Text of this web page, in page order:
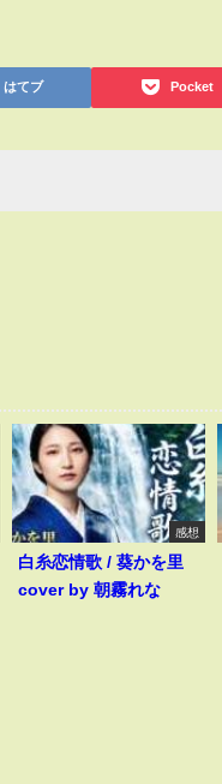
はてブ Pocket
感想
白糸恋情歌 / 葵かを里
cover by 朝霧れな